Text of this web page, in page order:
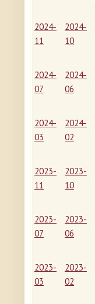
2024-
11
2024-
10
2024-
07
2024-
06
2024-
03
2024-
02
2023-
11
2023-
10
2023-
07
2023-
06
2023-
03
2023-
02